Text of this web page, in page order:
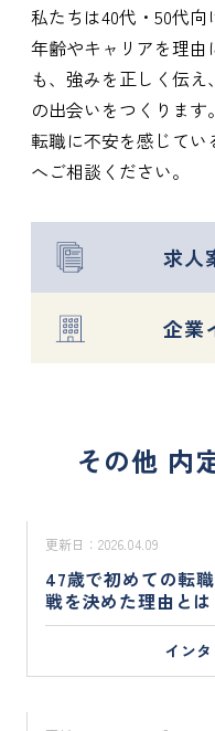
私たちは40代・50代向
年齢やキャリアを理
も、強みを正しく伝
の出会いをつくります。
転職に不安を感じてい
へご相談ください。
求人
企業
その他 内
更新日： 2026.04.09
47歳で初めての転
戦を決めた理由とは
イン